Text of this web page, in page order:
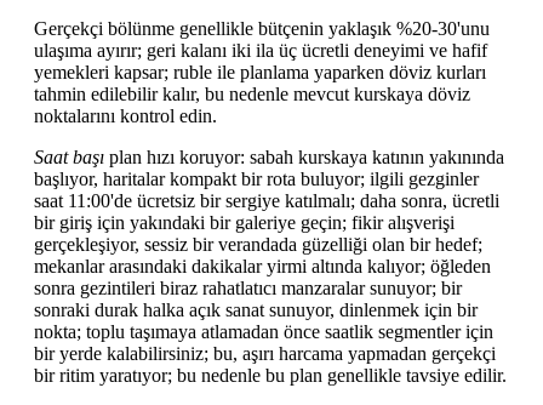
Gerçekçi bölünme genellikle bütçenin yaklaşık %20-30'unu
ulaşıma ayırır; geri kalanı iki ila üç ücretli deneyimi ve hafif
yemekleri kapsar; ruble ile planlama yaparken döviz kurları
tahmin edilebilir kalır, bu nedenle mevcut kurskaya döviz
noktalarını kontrol edin.
Saat başı plan hızı koruyor: sabah kurskaya katının yakınında
başlıyor, haritalar kompakt bir rota buluyor; ilgili gezginler
saat 11:00'de ücretsiz bir sergiye katılmalı; daha sonra, ücretli
bir giriş için yakındaki bir galeriye geçin; fikir alışverişi
gerçekleşiyor, sessiz bir verandada güzelliği olan bir hedef;
mekanlar arasındaki dakikalar yirmi altında kalıyor; öğleden
sonra gezintileri biraz rahatlatıcı manzaralar sunuyor; bir
sonraki durak halka açık sanat sunuyor, dinlenmek için bir
nokta; toplu taşımaya atlamadan önce saatlik segmentler için
bir yerde kalabilirsiniz; bu, aşırı harcama yapmadan gerçekçi
bir ritim yaratıyor; bu nedenle bu plan genellikle tavsiye edilir.